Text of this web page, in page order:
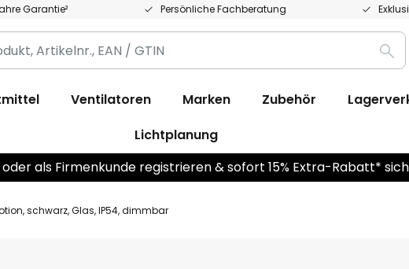
Garantie² Persönliche Fachberatung
Ventilatoren Marken Zubehör
Lichtplanung
als Firmenkunde registrieren & sofort 15% Extra-Rabatt*
schwarz, Glas, IP54, dimmbar